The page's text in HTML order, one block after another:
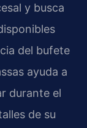
y busca
del bufete
ayuda a
durante el
de su